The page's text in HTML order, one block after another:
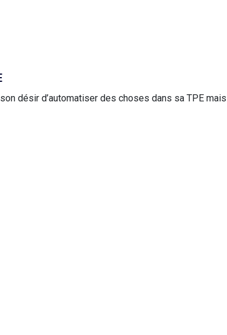
désir d’automatiser des choses dans sa TPE